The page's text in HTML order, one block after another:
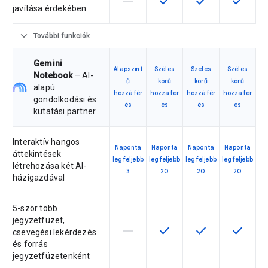
javítása érdekében
expand_more További funkciók
Gemini
Notebook– AI-
alapú
gondolkodási és
kutatási partner
Alapszint
ű
hozzáfér
és
Széles
körű
hozzáfér
és
Széles
körű
hozzáfér
és
Széles
körű
hozzáfér
és
Interaktív hangos
áttekintések
létrehozása két AI-
házigazdával
Naponta
legfeljebb
3
Naponta
legfeljebb
20
Naponta
legfeljebb
20
Naponta
legfeljebb
20
5-ször több
jegyzetfüzet,
csevegési lekérdezés
és forrás
jegyzetfüzetenként
Ez a termékváltozat nem
horizontal_rule Ez a funkció az adott
check Ez a funkció az
check Ez a
check